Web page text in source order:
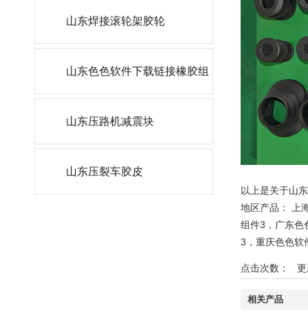
以上是关于山
地区产品：
上
组件3 ， 广东色
3 ， 重庆色色软
点击次数： 更
相关产品
角带
山东焊接滚轮架胶轮
山东色色软件下载链接橡胶组
件
山东压路机减震块
山东压裂车胶皮